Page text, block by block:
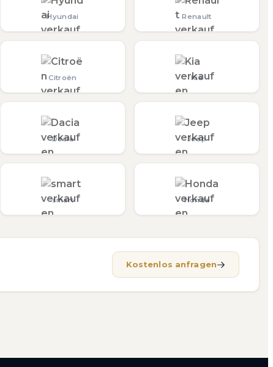
Hyundai Renault
Citroën Kia
Dacia Jeep
smart Honda
Kostenlos anfragen